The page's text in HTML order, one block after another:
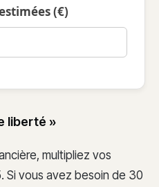
(€)
liberté »
multipliez vos
Si vous avez besoin de 30